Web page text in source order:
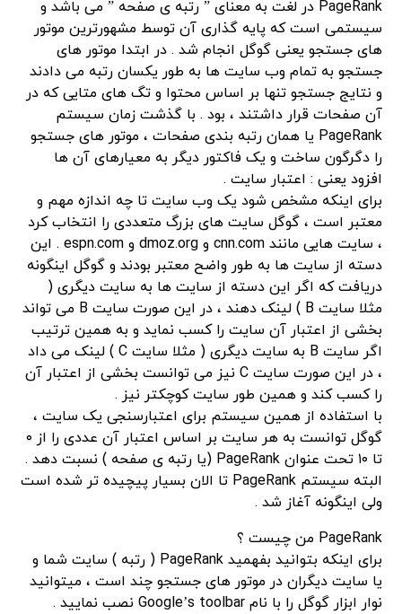
PageRank در لغت به معنای ” رتبه ی صفحه ” می باشد و
سیستمی است که پایه گذاری آن توسط مشهورترین موتور
های جستجو یعنی گوگل انجام شد . در ابتدا موتور های
جستجو به تمام وب سایت ها به طور یکسان رتبه می دادند
و نتایج جستجو تنها بر اساس محتوا و تگ های متایی که در
آن صفحات قرار داشتند ، بود . با گذشت زمان سیستم
PageRank یا همان رتبه بندی صفحات ، موتور های جستجو
را دگرگون ساخت و یک فاکتور دیگر به معیارهای آن ها
افزود یعنی : اعتبار سایت .
برای اینکه مشخص شود یک وب سایت تا چه اندازه مهم و
معتبر است ، گوگل سایت های بزرگ متعددی را انتخاب کرد
، سایت هایی مانند cnn.com و dmoz.org و espn.com . این
دسته از سایت ها به طور واضح معتبر بودند و گوگل اینگونه
دریافت که اگر این دسته از سایت ها به سایت دیگری (
مثلا سایت B ) لینک دهند ، در این صورت سایت B می تواند
بخشی از اعتبار آن سایت را کسب نماید و به همین ترتیب
اگر سایت B به سایت دیگری ( مثلا سایت C ) لینک می داد
، در این صورت سایت C نیز می توانست بخشی از اعتبار آن
را کسب کند و همین طور سایت کوچکتر نیز .
با استفاده از همین سیستم برای اعتبارسنجی یک سایت ،
گوگل توانست به هر سایت بر اساس اعتبار آن عددی را از ۰
تا ۱۰ تحت عنوان PageRank (یا رتبه ی صفحه ) نسبت دهد .
البته سیستم PageRank تا الان بسیار پیچیده تر شده است
ولی اینگونه آغاز شد .
PageRank من چیست ؟
برای اینکه بتوانید بفهمید PageRank ( رتبه ) سایت شما و
یا سایت دیگران در موتور های جستجو چند است ، میتوانید
نوار ابزار گوگل را با نام Google’s toolbar نصب نمایید .